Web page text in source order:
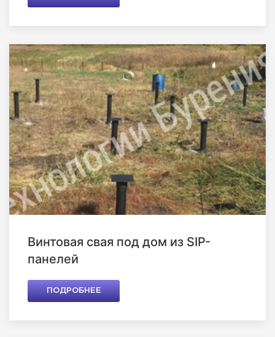
Винтовая свая под дом из SIP-
панелей
ПОДРОБНЕЕ